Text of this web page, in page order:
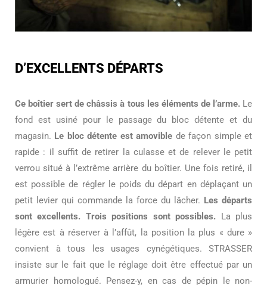
D’EXCELLENTS DÉPARTS
Ce boîtier sert de châssis à tous les éléments de l’arme.Le
fond est usiné pour le passage du bloc détente et du
magasin. Le bloc détente est amovible de façon simple et
rapide : il suffit de retirer la culasse et de relever le petit
verrou situé à l’extrême arrière du boîtier. Une fois retiré, il
est possible de régler le poids du départ en déplaçant un
petit levier qui commande la force du lâcher. Les départs
sont excellents. Trois positions sont possibles. La plus
légère est à réserver à l’affût, la position la plus « dure »
convient à tous les usages cynégétiques. STRASSER
insiste sur le fait que le réglage doit être effectué par un
armurier homologué. Pensez-y, en cas de pépin le non-